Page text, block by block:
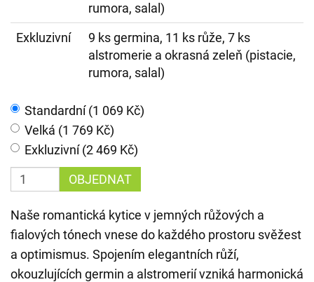
rumora, salal)
Exkluzivní
9 ks germina, 11 ks růže, 7 ks
alstromerie a okrasná zeleň (pistacie,
rumora, salal)
Standardní (1 069 Kč)
Velká (1 769 Kč)
Exkluzivní (2 469 Kč)
OBJEDNAT
Naše romantická kytice v jemných růžových a
fialových tónech vnese do každého prostoru svěžest
a optimismus. Spojením elegantních růží,
okouzlujících germin a alstromerií vzniká harmonická